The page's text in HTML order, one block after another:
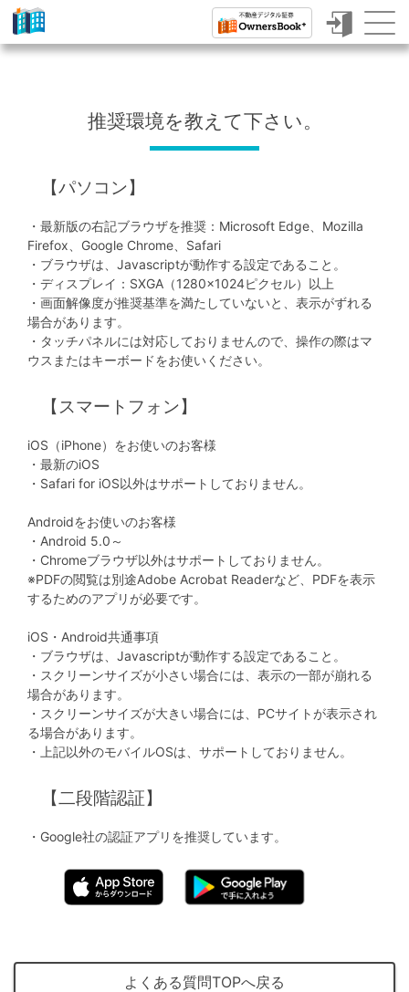
ク
ン
デ
ィ
ン
グ
動
産
資
OwnersBook
推奨環境を教えて下さい。
【パソコン】
・最新版の右記ブラウザを推奨：Microsoft Edge、Mozilla
Firefox、Google Chrome、Safari
・ブラウザは、Javascriptが動作する設定であること。
・ディスプレイ：SXGA（1280×1024ピクセル）以上
・画面解像度が推奨基準を満たしていないと、表示がずれる
場合があります。
・タッチパネルには対応しておりませんので、操作の際はマ
ウスまたはキーボードをお使いください。
【スマートフォン】
iOS（iPhone）をお使いのお客様
・最新のiOS
・Safari for iOS以外はサポートしておりません。
Androidをお使いのお客様
・Android 5.0～
・Chromeブラウザ以外はサポートしておりません。
※PDFの閲覧は別途Adobe Acrobat Readerなど、PDFを表示
するためのアプリが必要です。
iOS・Android共通事項
・ブラウザは、Javascriptが動作する設定であること。
・スクリーンサイズが小さい場合には、表示の一部が崩れる
場合があります。
・スクリーンサイズが大きい場合には、PCサイトが表示され
る場合があります。
・上記以外のモバイルOSは、サポートしておりません。
【二段階認証】
・Google社の認証アプリを推奨しています。
よくある質問TOPへ戻る